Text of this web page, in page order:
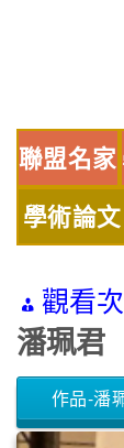
聯盟名家
學術論文
觀看
潘珮君
作品-潘